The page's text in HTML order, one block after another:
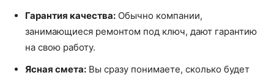
Гарантия качества: Обычно компании,
занимающиеся ремонтом под ключ, дают гарантию
на свою работу.
Ясная смета: Вы сразу понимаете, сколько будет